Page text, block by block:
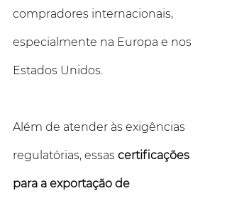
compradores internacionais,
especialmente na Europa e nos
Estados Unidos.
Além de atender às exigências
regulatórias, essas certificações
para a exportação de